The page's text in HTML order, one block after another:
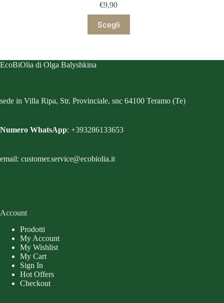
€9,90
Scegliprodotto
ha
scelte
del
prodotto
EcoBiOlia di Olga Balyshkina
sede in Villa Ripa, Str. Provinciale, snc 64100 Teramo (Te)
Numero WhatsApp: +393286133653
email: customer.service@ecobiolia.it
Account
Prodotti
My Account
My Wishlist
My Cart
Sign In
Hot Offers
Checkout